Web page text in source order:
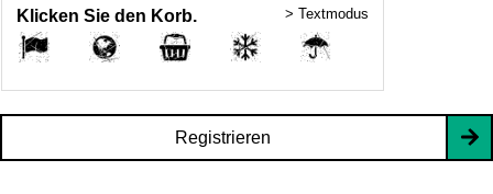
Klicken Sie den Korb. > Textmodus
Registrieren